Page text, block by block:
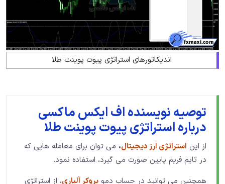
اندیکاتورهای استراتژی پیوت پوینت طلا
توصیه نویسنده اف ایکس ماکسی
درباره استراتژی پیوت پوینت طلا
از این استراتژی ارز دیجیتال، می توان برای معامله هایی که
در تایم فریم پایین صورت می گیرد، استفاده نمود.
همچنین می توانید در حساب دمو بروکر آلپاری، از استراتژی